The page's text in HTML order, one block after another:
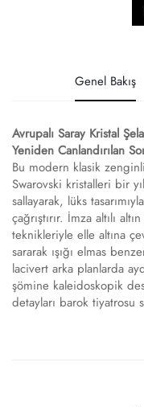
Genel Bakış
Avrupalı Saray Kristal
Yeniden Canlandırılan
Bu modern klasik
Swarovski kristalleri bir
sallayarak, lüks
çağrıştırır. İmza altılı
teknikleriyle elle altına
sararak ışığı elmas
lacivert arka planlarda
şömine kaleidoskopik
detayları barok tiyatrosu